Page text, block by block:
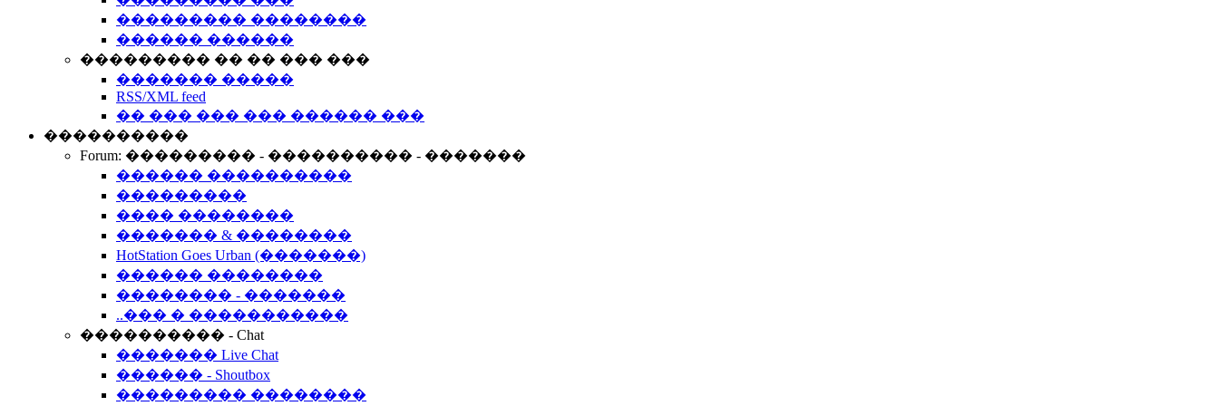
��������� ��������
������ ������
��������� �� �� ��� ���
������� �����
RSS/XML feed
�� ��� ��� ��� ������ ���
����������
Forum: ��������� - ���������� - �������
������ ����������
���������
���� ��������
������� & ��������
HotStation Goes Urban (�������)
������ ��������
�������� - �������
..��� � �����������
���������� - Chat
������� Live Chat
������ - Shoutbox
��������� ��������